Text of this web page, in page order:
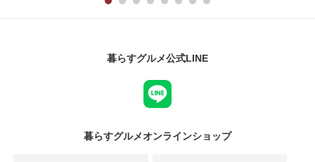
暮らすグルメ公式LINE
暮らすグルメオンラインショップ